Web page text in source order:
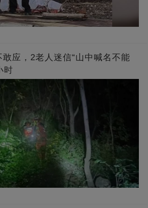
应，2老人迷信“山中喊名不能
时